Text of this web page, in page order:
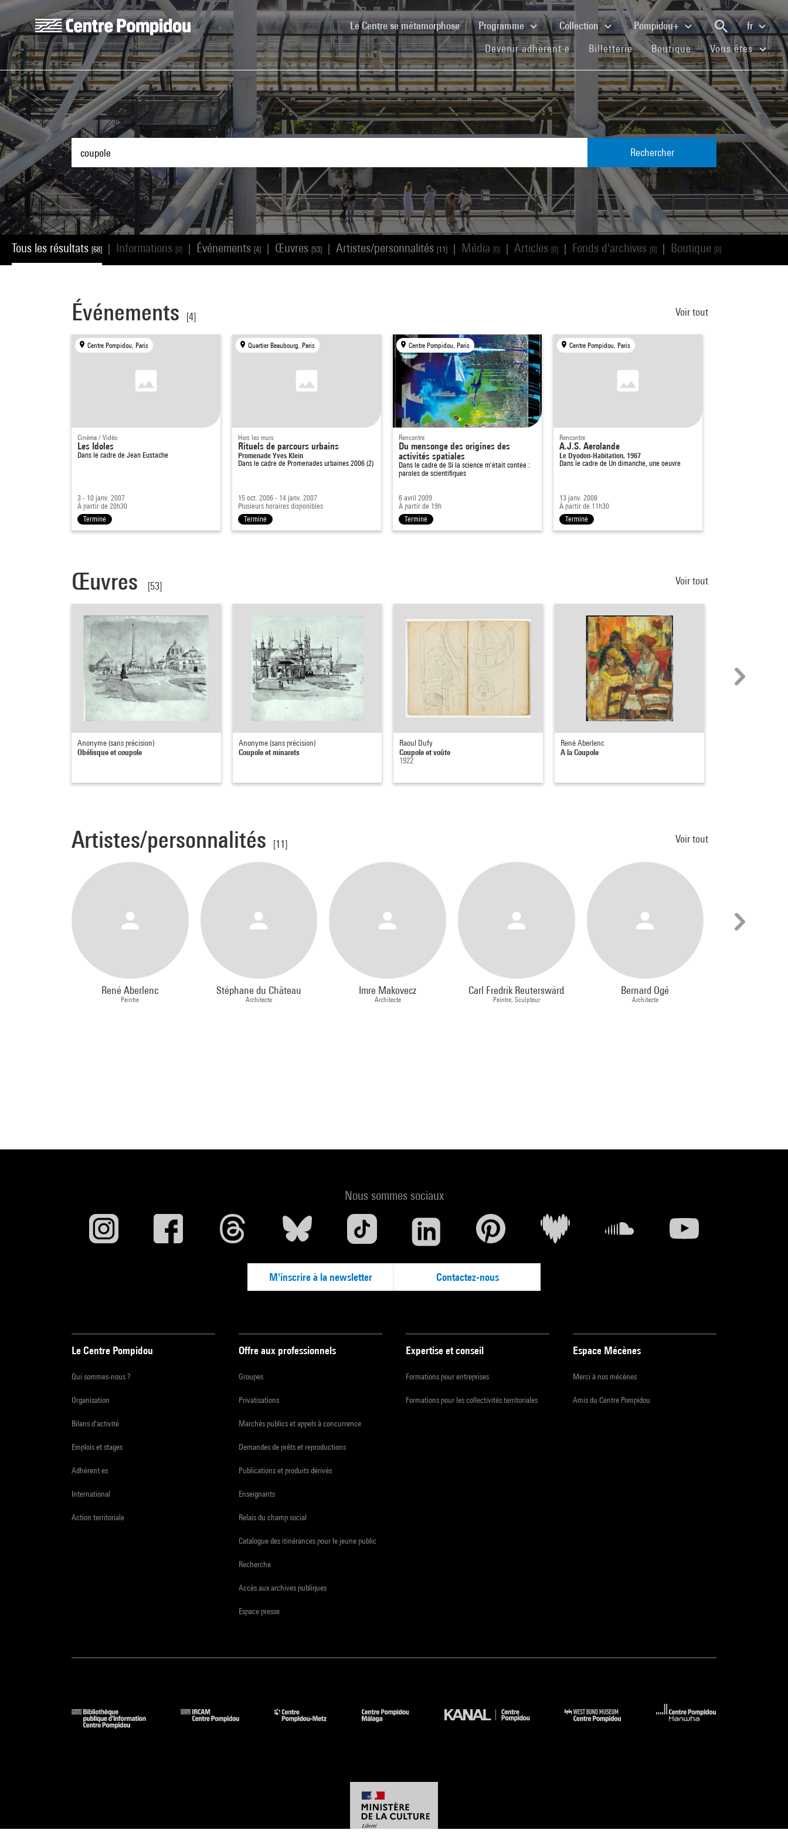
Aller au contenu principal
Centre Pompidou
Le Centre se métamorphose(current)Programme Collection Pompidou+
fr
Devenir adhérent·e(current)Billetterie(current)Boutique(current)Vous êtes
Rechercher
Tous les résultats [68] Informations [0] Événements [4] Œuvres [53] Artistes/personnalités [11] Média [0] Articles [0] Fonds d'archives [0] Boutique [0]
Événements [4] Voir tout
Centre Pompidou, Paris
Cinéma / Vidéo
Les Idoles
Dans le cadre de Jean Eustache
3 - 10 janv. 2007
À partir de 20h30
Terminé
Quartier Beaubourg, Paris
Hors les murs
Rituels de parcours urbains
Promenade Yves Klein
Dans le cadre de Promenades urbaines 2006 (2)
15 oct. 2006 - 14 janv. 2007
Plusieurs horaires disponibles
Terminé
Centre Pompidou, Paris
Rencontre
Du mensonge des origines des
activités spatiales
Dans le cadre de Si la science m'était contée :
paroles de scientifiques
6 avril 2009
À partir de 19h
Terminé
Centre Pompidou, Paris
Rencontre
A.J.S. Aerolande
Le Dyodon-Habitation, 1967
Dans le cadre de Un dimanche, une oeuvre
13 janv. 2008
À partir de 11h30
Terminé
Œuvres [53] Voir tout
Anonyme (sans précision)
Obélisque et coupole
Anonyme (sans précision)
Coupole et minarets
Raoul Dufy
Coupole et voûte
1922
René Aberlenc
A la Coupole
Artistes/personnalités [11] Voir tout
René Aberlenc
Peintre
Stéphane du Château
Architecte
Imre Makovecz
Architecte
Carl Fredrik Reuterswärd
Peintre, Sculpteur
Bernard Ogé
Architecte
Nous sommes sociaux
M'inscrire à la newsletter Contactez-nous
Le Centre Pompidou
Qui sommes-nous ?
Organisation
Bilans d'activité
Emplois et stages
Adhérent·es
International
Action territoriale
Offre aux professionnels
Groupes
Privatisations
Marchés publics et appels à concurrence
Demandes de prêts et reproductions
Publications et produits dérivés
Enseignants
Relais du champ social
Catalogue des itinérances pour le jeune public
Recherche
Accès aux archives publiques
Espace presse
Expertise et conseil
Formations pour entreprises
Formations pour les collectivités territoriales
Espace Mécènes
Merci à nos mécènes
Amis du Centre Pompidou